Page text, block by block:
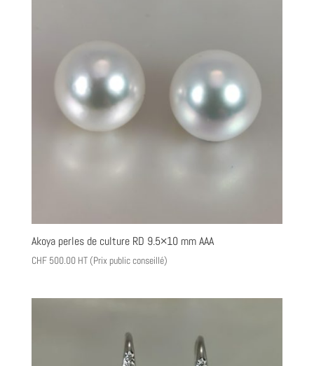
Akoya perles de culture RD 9.5×10 mm AAA
CHF500.00 HT (Prix public conseillé)